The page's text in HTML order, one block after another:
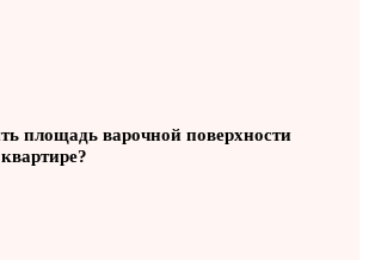
площадь варочной поверхности